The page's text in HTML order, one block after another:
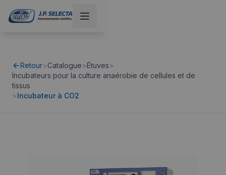
Retour>Catalogue>Étuves>
Incubateurs pour la culture anaérobie de cellules et de
tissus
>Incubateur à CO2